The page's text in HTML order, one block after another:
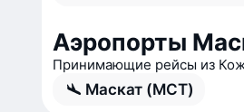
Аэропорты
Принимающие рейсы из
Маскат (MCT)